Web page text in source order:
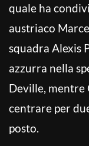
quale ha
austriaco
squadra Alexis
azzurra nella
Deville, mentre
centrare per
posto.